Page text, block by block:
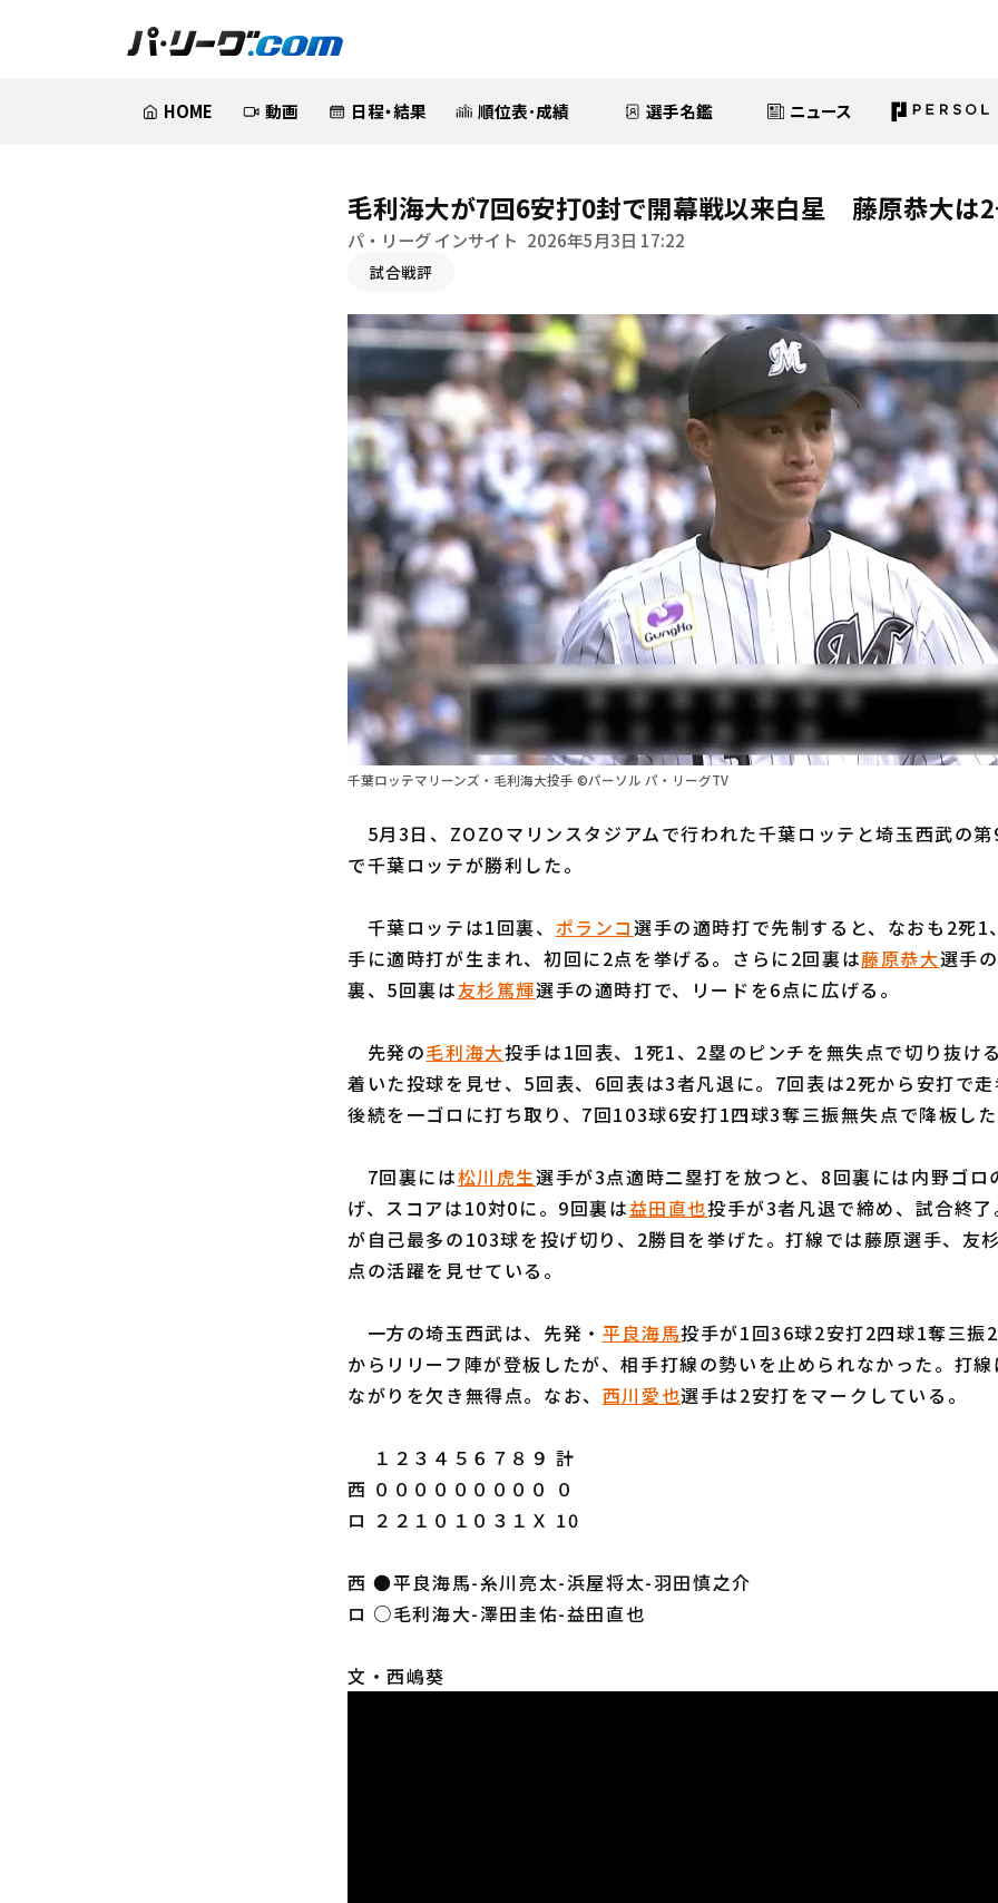
HOME 動画 日程・結果 順位表･成績 選手名鑑 ニュース
毛利海大が7回6安打0封で開幕戦以来白星 藤原恭大は
パ・リーグ インサイト 2026年5月3日 17:22
試合戦評
千葉ロッテマリーンズ・毛利海大投手 ©パーソル パ・リーグTV
5月3日、ZOZOマリンスタジアムで行われた千葉ロッテと埼玉西武の
で千葉ロッテが勝利した。
千葉ロッテは1回裏、 ポランコ選手の適時打で先制すると、なおも2死1
手に適時打が生まれ、初回に2点を挙げる。さらに2回裏は藤原恭大選手
裏、5回裏は友杉篤輝選手の適時打で、リードを6点に広げる。
先発の毛利海大投手は1回表、1死1、2塁のピンチを無失点で切り抜け
着いた投球を見せ、5回表、6回表は3者凡退に。7回表は2死から安打で
後続を一ゴロに打ち取り、7回103球6安打1四球3奪三振無失点で降板し
7回裏には松川虎生選手が3点適時二塁打を放つと、8回裏には内野ゴロ
げ、スコアは10対0に。9回裏は益田直也投手が3者凡退で締め、試合終
が自己最多の103球を投げ切り、2勝目を挙げた。打線では藤原選手、友
点の活躍を見せている。
一方の埼玉西武は、先発・ 平良海馬投手が1回36球2安打2四球1奪三振
からリリーフ陣が登板したが、相手打線の勢いを止められなかった。打
ながりを欠き無得点。なお、 西川愛也選手は2安打をマークしている。
１２３４５６７８９ 計
西 ０００００００００ ０
ロ ２２１０１０３１Ｘ 10
西 ●平良海馬-糸川亮太-浜屋将太-羽田慎之介
ロ ○毛利海大-澤田圭佑-益田直也
文・西嶋葵